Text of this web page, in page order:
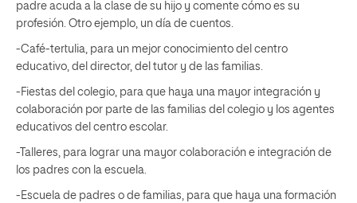
padre acuda a la clase de su hijo y comente cómo es su
profesión. Otro ejemplo, un día de cuentos.
-Café-tertulia, para un mejor conocimiento del centro
educativo, del director, del tutor y de las familias.
-Fiestas del colegio, para que haya una mayor integración y
colaboración por parte de las familias del colegio y los agentes
educativos del centro escolar.
-Talleres, para lograr una mayor colaboración e integración de
los padres con la escuela.
-Escuela de padres o de familias, para que haya una formación